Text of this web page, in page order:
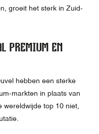
groeit het sterk in Zuid-
PREMIUM EN
hebben een sterke
markten in plaats van
top 10 niet,